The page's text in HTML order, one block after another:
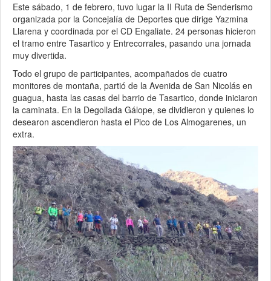
Este sábado, 1 de febrero, tuvo lugar la II Ruta de Senderismo
organizada por la Concejalía de Deportes que dirige Yazmina
Llarena y coordinada por el CD Engaliate. 24 personas hicieron
el tramo entre Tasartico y Entrecorrales, pasando una jornada
muy divertida.
Todo el grupo de participantes, acompañados de cuatro
monitores de montaña, partió de la Avenida de San Nicolás en
guagua, hasta las casas del barrio de Tasartico, donde iniciaron
la caminata. En la Degollada Gálope, se dividieron y quienes lo
desearon ascendieron hasta el Pico de Los Almogarenes, un
extra.